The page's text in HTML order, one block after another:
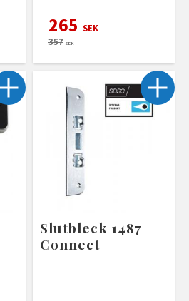
265 SEK
357SEK
Slutbleck 1487
Connect